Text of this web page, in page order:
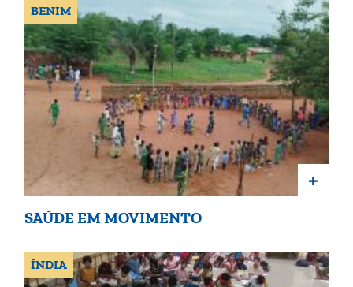
BENIM
+
SAÚDE EM MOVIMENTO
ÍNDIA